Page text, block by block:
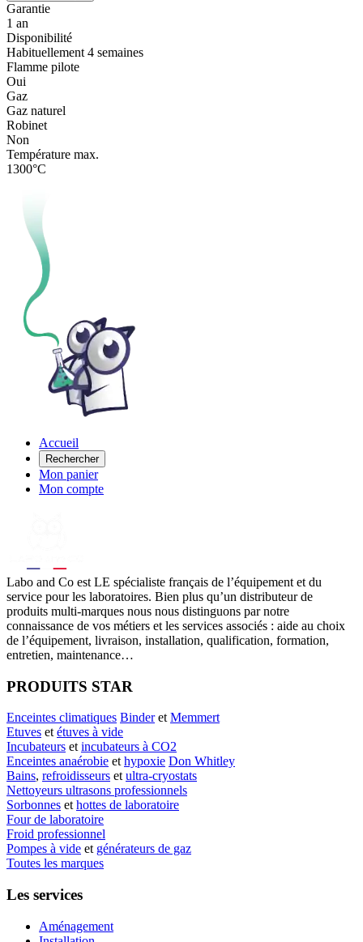
Garantie
1 an
Disponibilité
Habituellement 4 semaines
Flamme pilote
Oui
Gaz
Gaz naturel
Robinet
Non
Température max.
1300°C
Accueil
Rechercher
Mon panier
Mon compte
Labo and Co est LE spécialiste français de l’équipement et du
service pour les laboratoires. Bien plus qu’un distributeur de
produits multi-marques nous nous distinguons par notre
connaissance de vos métiers et les services associés : aide au choix
de l’équipement, livraison, installation, qualification, formation,
entretien, maintenance…
PRODUITS STAR
Enceintes climatiques Binderet Memmert
Etuves et étuves à vide
Incubateurs et incubateurs à CO2
Enceintes anaérobie et hypoxie Don Whitley
Bains, refroidisseurs et ultra-cryostats
Nettoyeurs ultrasons professionnels
Sorbonnes et hottes de laboratoire
Four de laboratoire
Froid professionnel
Pompes à vide et générateurs de gaz
Toutes les marques
Les services
Aménagement